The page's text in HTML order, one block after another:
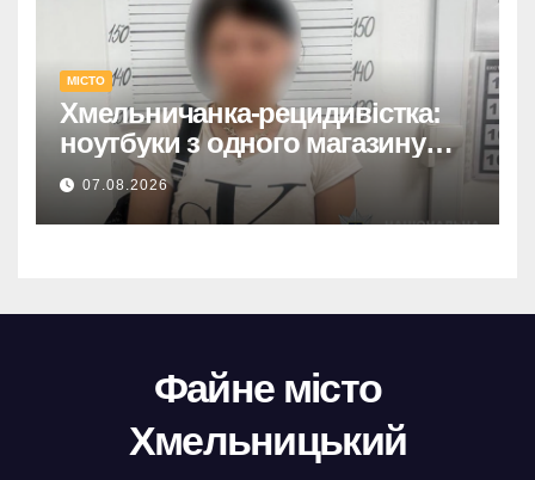
МІСТО
Хмельничанка-рецидивістка:
ноутбуки з одного магазину
крала двічі
07.08.2026
Файне місто
Хмельницький